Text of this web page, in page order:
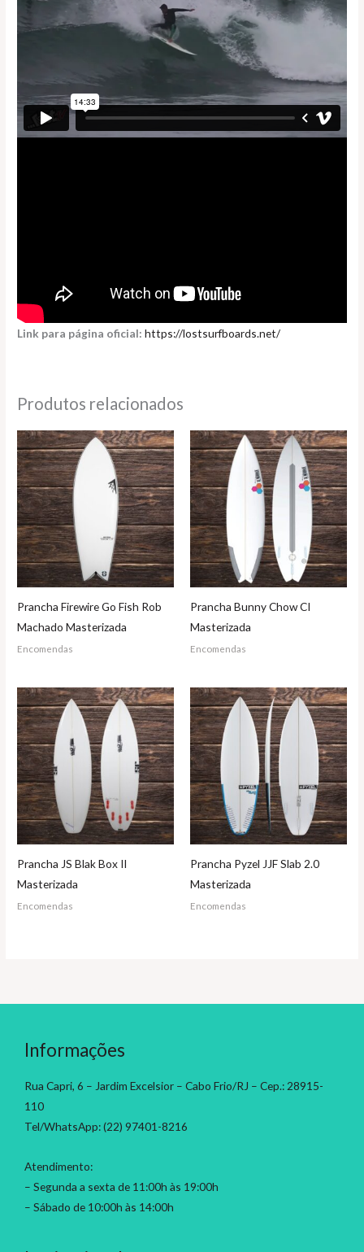
Link para página oficial: https://lostsurfboards.net/
Produtos relacionados
Prancha Firewire Go Fish Rob
Machado Masterizada
Encomendas
Prancha Bunny Chow CI
Masterizada
Encomendas
Prancha JS Blak Box II
Masterizada
Encomendas
Prancha Pyzel JJF Slab 2.0
Masterizada
Encomendas
Informações
Rua Capri, 6 – Jardim Excelsior – Cabo Frio/RJ – Cep.: 28915-
110
Tel/WhatsApp: (22) 97401-8216
Atendimento:
– Segunda a sexta de 11:00h às 19:00h
– Sábado de 10:00h às 14:00h